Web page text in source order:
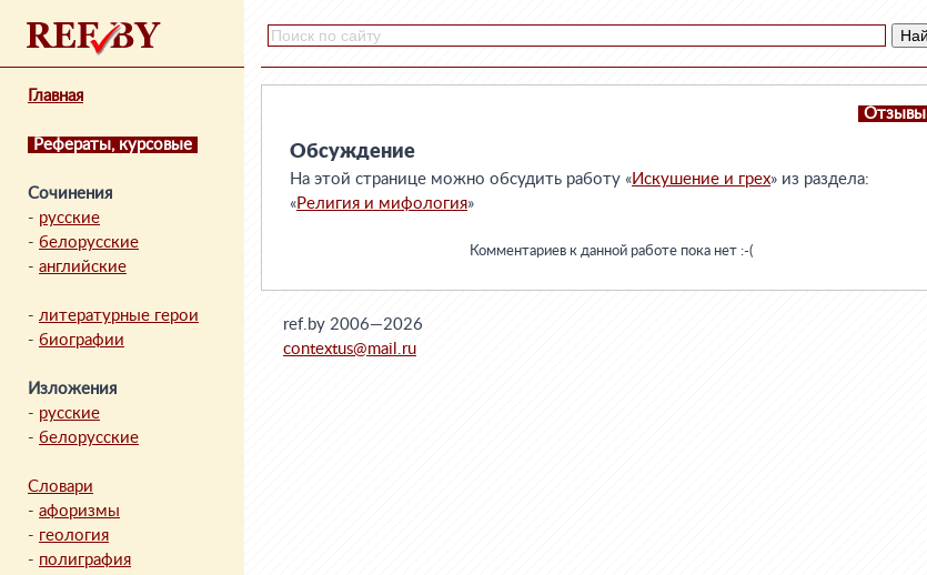
Главная
Рефераты, курсовые
Сочинения
- русские
- белорусские
- английские
- литературные герои
- биографии
Изложения
- русские
- белорусские
Словари
- афоризмы
- геология
- полиграфия
Отзывы
Обсуждение
На этой странице можно обсудить работу «Искушение и грех» из раздела:
«Религия и мифология»
Комментариев к данной работе пока нет :-(
ref.by 2006—2026
contextus@mail.ru